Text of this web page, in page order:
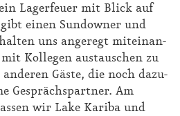
La­ger­feu­er mit Blick auf
gibt ei­nen Sun­dow­ner und
uns an­ge­regt mit­ein­an­
Kol­le­gen aus­tau­schen zu
Gäs­te, die noch da­zu­
Ge­sprächs­part­ner. Am
wir La­ke Ka­ri­ba und